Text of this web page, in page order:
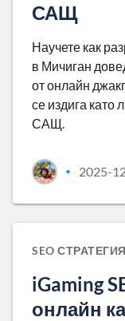
САЩ
Научете как
в Мичиган
от онлайн
се издига като
САЩ.
• 2025-
SEO
iGaming
онлайн